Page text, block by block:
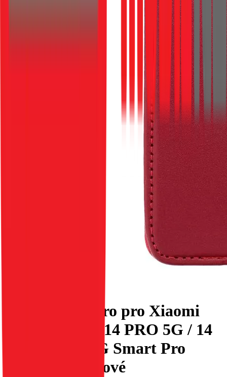
Flipové pouzdro pro Xiaomi
Redmi NOTE 14 PRO 5G / 14
PRO PLUS 5G Smart Pro
Book kůže vínové